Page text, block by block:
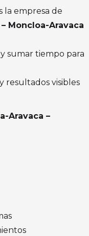
la empresa de
Moncloa-Aravaca
sumar tiempo para
resultados visibles
Aravaca –